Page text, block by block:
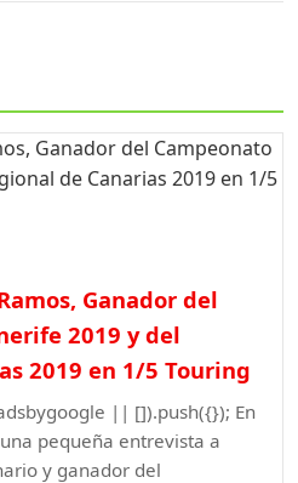
Ganador del
2019 y del
2019 en 1/5 Touring
|| []).push({}); En
pequeña entrevista a
y ganador del